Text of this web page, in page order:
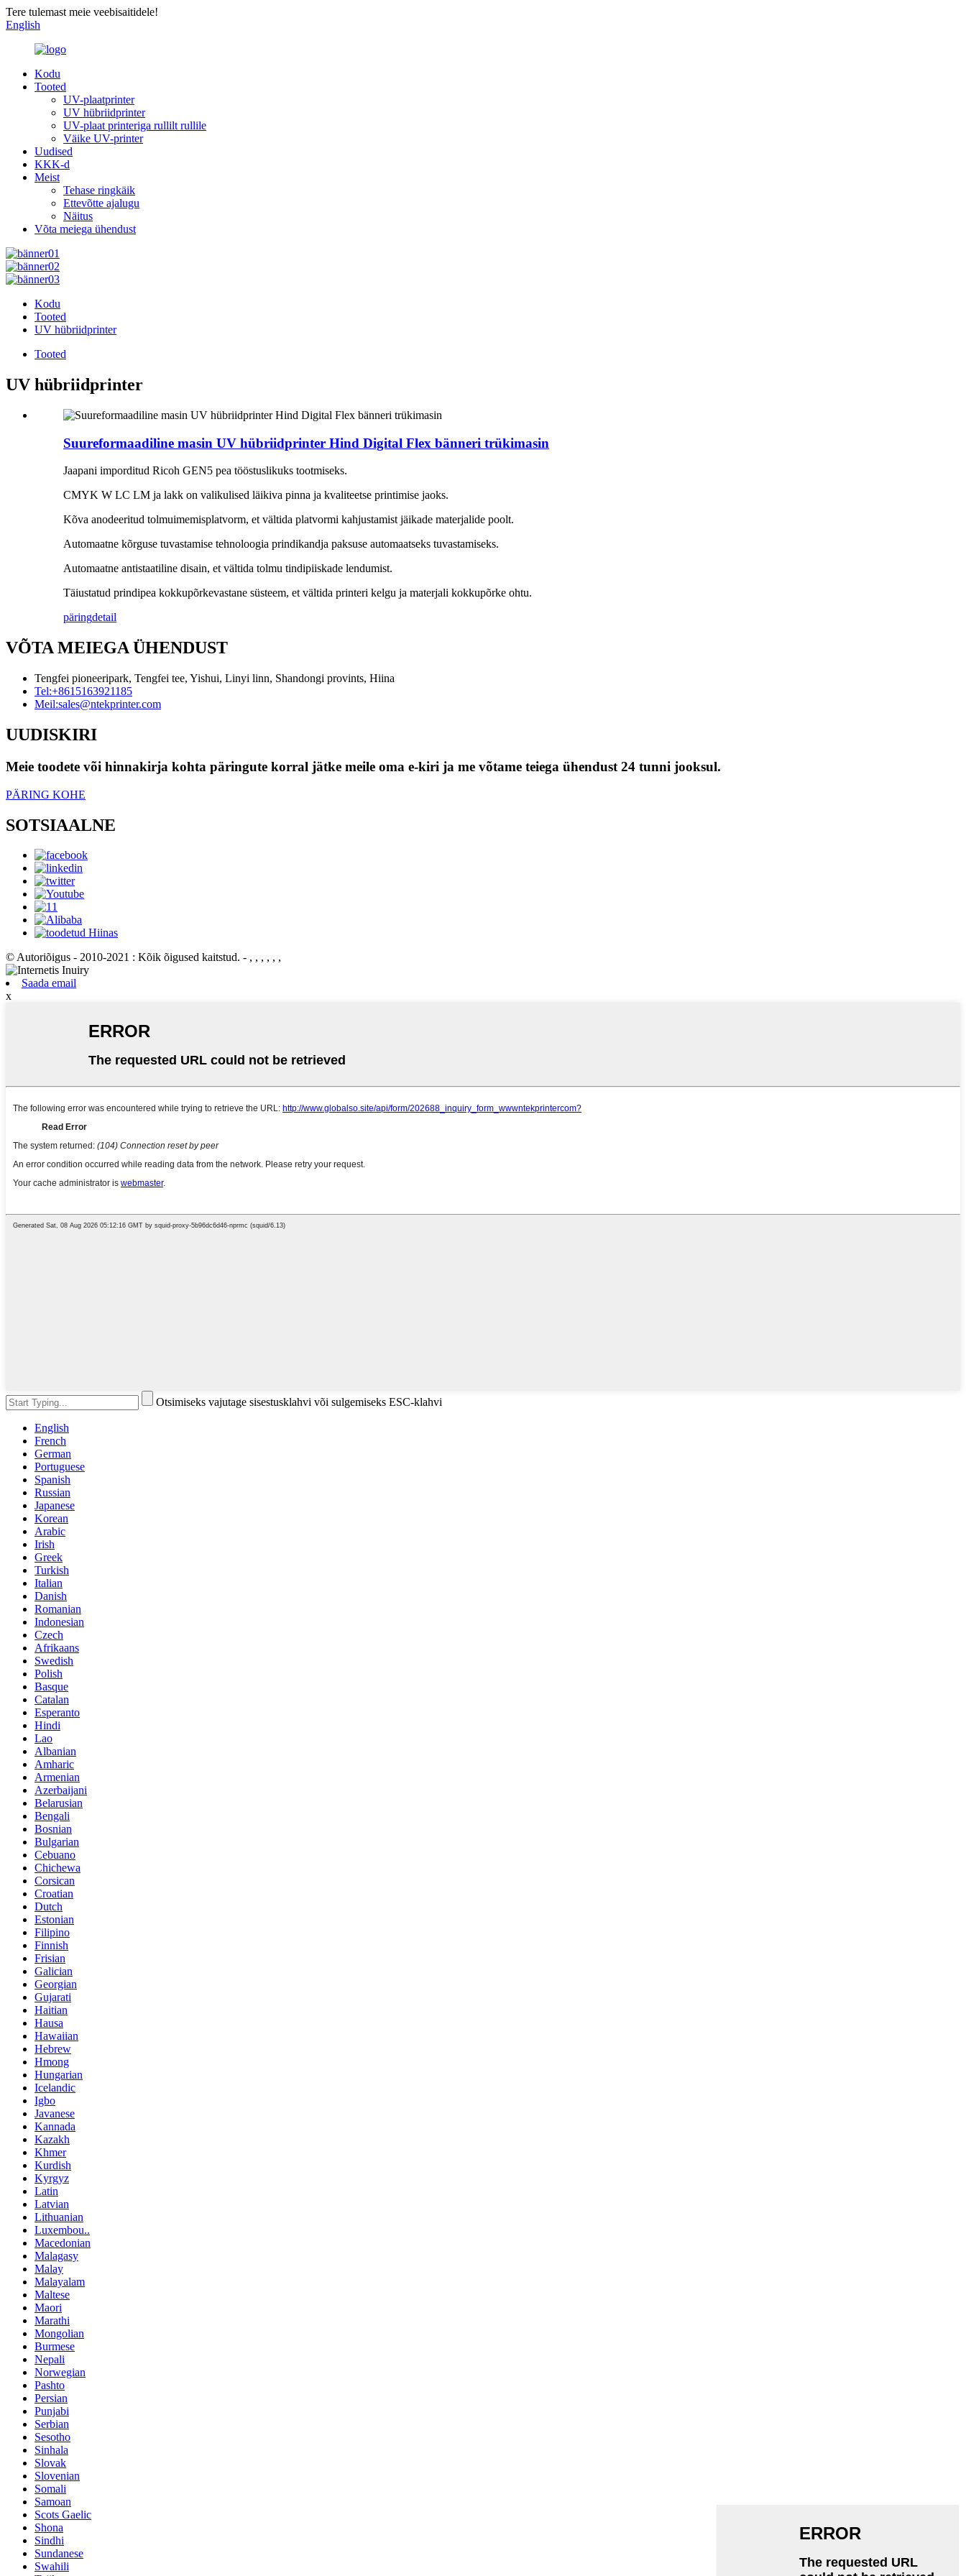
Tere tulemast meie veebisaitidele!
English
Kodu
Tooted
UV-plaatprinter
UV hübriidprinter
UV-plaat printeriga rullilt rullile
Väike UV-printer
Uudised
KKK-d
Meist
Tehase ringkäik
Ettevõtte ajalugu
Näitus
Võta meiega ühendust
Kodu
Tooted
UV hübriidprinter
Tooted
UV hübriidprinter
Suureformaadiline masin UV hübriidprinter Hind Digital Flex bänneri trükimasin
Jaapani imporditud Ricoh GEN5 pea tööstuslikuks tootmiseks.
CMYK W LC LM ja lakk on valikulised läikiva pinna ja kvaliteetse printimise jaoks.
Kõva anodeeritud tolmuimemisplatvorm, et vältida platvormi kahjustamist jäikade materjalide poolt.
Automaatne kõrguse tuvastamise tehnoloogia prindikandja paksuse automaatseks tuvastamiseks.
Automaatne antistaatiline disain, et vältida tolmu tindipiiskade lendumist.
Täiustatud prindipea kokkupõrkevastane süsteem, et vältida printeri kelgu ja materjali kokkupõrke ohtu.
päringdetail
VÕTA MEIEGA ÜHENDUST
Tengfei pioneeripark, Tengfei tee, Yishui, Linyi linn, Shandongi provints, Hiina
Tel:+8615163921185
Meil:sales@ntekprinter.com
UUDISKIRI
Meie toodete või hinnakirja kohta päringute korral jätke meile oma e-kiri ja me võtame teiega ühendust 24 tunni jooksul.
PÄRING KOHE
SOTSIAALNE
© Autoriõigus - 2010-2021 : Kõik õigused kaitstud. - , , , , , ,
Saada email
x
Otsimiseks vajutage sisestusklahvi või sulgemiseks ESC-klahvi
English
French
German
Portuguese
Spanish
Russian
Japanese
Korean
Arabic
Irish
Greek
Turkish
Italian
Danish
Romanian
Indonesian
Czech
Afrikaans
Swedish
Polish
Basque
Catalan
Esperanto
Hindi
Lao
Albanian
Amharic
Armenian
Azerbaijani
Belarusian
Bengali
Bosnian
Bulgarian
Cebuano
Chichewa
Corsican
Croatian
Dutch
Estonian
Filipino
Finnish
Frisian
Galician
Georgian
Gujarati
Haitian
Hausa
Hawaiian
Hebrew
Hmong
Hungarian
Icelandic
Igbo
Javanese
Kannada
Kazakh
Khmer
Kurdish
Kyrgyz
Latin
Latvian
Lithuanian
Luxembou..
Macedonian
Malagasy
Malay
Malayalam
Maltese
Maori
Marathi
Mongolian
Burmese
Nepali
Norwegian
Pashto
Persian
Punjabi
Serbian
Sesotho
Sinhala
Slovak
Slovenian
Somali
Samoan
Scots Gaelic
Shona
Sindhi
Sundanese
Swahili